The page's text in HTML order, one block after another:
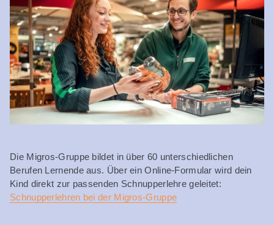
Die Migros-Gruppe bildet in über 60 unterschiedlichen
Berufen Lernende aus. Über ein Online-Formular wird dein
Kind direkt zur passenden Schnupperlehre geleitet:
Schnupperlehren bei der Migros-Gruppe